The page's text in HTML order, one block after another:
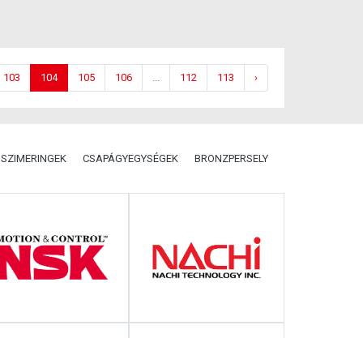
103 104 105 106 112 113 ›
SZIMERINGEK CSAPÁGYEGYSÉGEK BRONZPERSELY